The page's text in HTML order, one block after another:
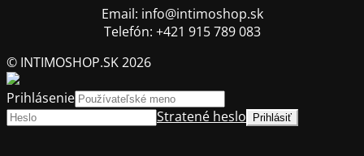
Email: info@intimoshop.sk
Telefón: +421 915 789 083
© INTIMOSHOP.SK 2026
Prihlásenie
Stratené heslo